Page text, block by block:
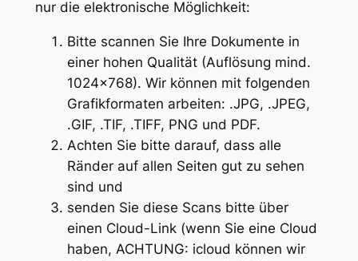
nur die elektronische Möglichkeit:
Bitte scannen Sie Ihre Dokumente in
einer hohen Qualität (Auflösung mind.
1024×768). Wir können mit folgenden
Grafikformaten arbeiten: .JPG, .JPEG,
.GIF, .TIF, .TIFF, PNG und PDF.
Achten Sie bitte darauf, dass alle
Ränder auf allen Seiten gut zu sehen
sind und
senden Sie diese Scans bitte über
einen Cloud-Link (wenn Sie eine Cloud
haben, ACHTUNG: icloud können wir